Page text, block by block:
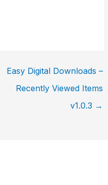
Easy Digital Downloads –
Recently Viewed Items
v1.0.3 →